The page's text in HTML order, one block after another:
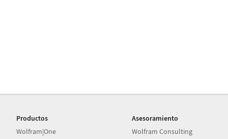
Productos
Wolfram|One
Asesoramiento
Wolfram Consulting